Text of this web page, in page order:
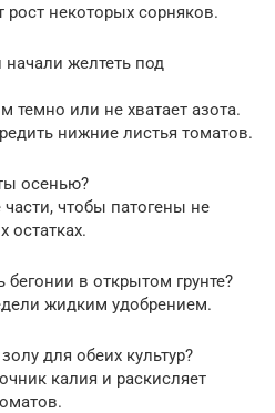
рост некоторых сорняков.
начали желтеть под
темно или не хватает азота.
нижние листья томатов.
осенью?
чтобы патогены не
остатках.
в открытом грунте?
жидким удобрением.
для обеих культур?
калия и раскисляет